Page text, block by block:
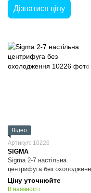
Дізнатися ціну
Відео
Артикул: 10226
SIGMA
Sigma 2-7 настільна
центрифуга без
Ціну уточнюйте
В наявності